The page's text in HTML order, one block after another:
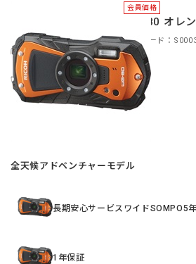
会員価格
WG-80 オレ
商品コード：
全天候アドベンチャーモデル
長期安心サービスワイドSOMPO5
1年保証